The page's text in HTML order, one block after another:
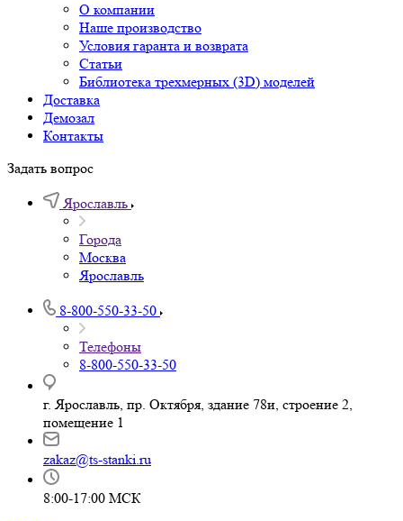
О компании
Наше производство
Условия гаранта и возврата
Статьи
Библиотека трехмерных (3D) моделей
Доставка
Демозал
Контакты
Задать вопрос
Ярославль
Города
Москва
Ярославль
8-800-550-33-50
Телефоны
8-800-550-33-50
г. Ярославль, пр. Октября, здание 78и, строение 2,
помещение 1
zakaz@ts-stanki.ru
8:00-17:00 МСК